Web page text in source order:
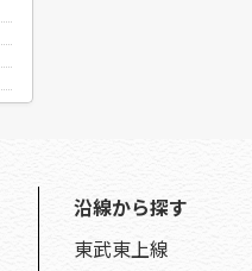
沿線から探す
東武東上線